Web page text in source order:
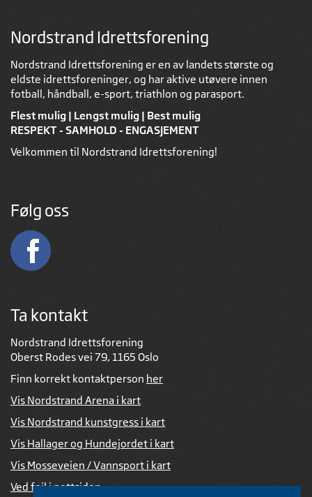
Nordstrand Idrettsforening
Nordstrand Idrettsforening er en av landets største og
eldste idrettsforeninger, og har aktive utøvere innen
fotball, håndball, e-sport, triathlon og parasport.
Flest mulig | Lengst mulig | Best mulig
RESPEKT - SAMHOLD - ENGASJEMENT
Velkommen til Nordstrand Idrettsforening!
Følg oss
Ta kontakt
Nordstrand Idrettsforening
Oberst Rodes vei 79, 1165 Oslo
Finn korrekt kontaktperson her
Vis Nordstrand Arena i kart
Vis Nordstrand kunstgress i kart
Vis Hallager og Hundejordet i kart
Vis Mosseveien / Vannsport i kart
Ved feil i nettsiden